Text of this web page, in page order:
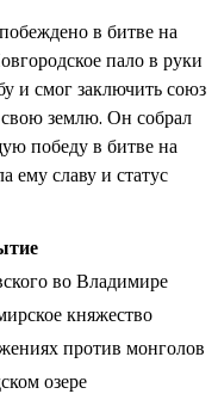
в битве на
пало в руки
и смог заключить союз
землю. Он собрал
победу в битве на
ему славу и статус
во Владимире
княжество
против монголов
озере